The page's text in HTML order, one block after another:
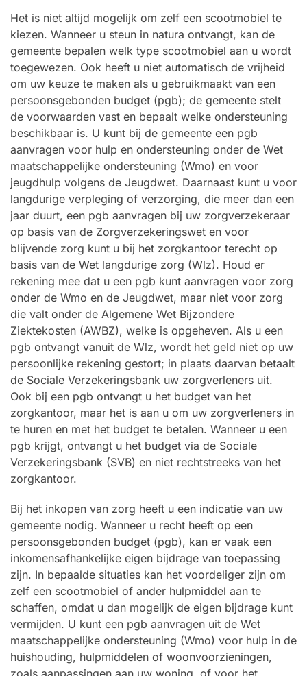
Het is niet altijd mogelijk om zelf een scootmobiel te
kiezen. Wanneer u steun in natura ontvangt, kan de
gemeente bepalen welk type scootmobiel aan u wordt
toegewezen. Ook heeft u niet automatisch de vrijheid
om uw keuze te maken als u gebruikmaakt van een
persoonsgebonden budget (pgb); de gemeente stelt
de voorwaarden vast en bepaalt welke ondersteuning
beschikbaar is. U kunt bij de gemeente een pgb
aanvragen voor hulp en ondersteuning onder de Wet
maatschappelijke ondersteuning (Wmo) en voor
jeugdhulp volgens de Jeugdwet. Daarnaast kunt u voor
langdurige verpleging of verzorging, die meer dan een
jaar duurt, een pgb aanvragen bij uw zorgverzekeraar
op basis van de Zorgverzekeringswet en voor
blijvende zorg kunt u bij het zorgkantoor terecht op
basis van de Wet langdurige zorg (Wlz). Houd er
rekening mee dat u een pgb kunt aanvragen voor zorg
onder de Wmo en de Jeugdwet, maar niet voor zorg
die valt onder de Algemene Wet Bijzondere
Ziektekosten (AWBZ), welke is opgeheven. Als u een
pgb ontvangt vanuit de Wlz, wordt het geld niet op uw
persoonlijke rekening gestort; in plaats daarvan betaalt
de Sociale Verzekeringsbank uw zorgverleners uit.
Ook bij een pgb ontvangt u het budget van het
zorgkantoor, maar het is aan u om uw zorgverleners in
te huren en met het budget te betalen. Wanneer u een
pgb krijgt, ontvangt u het budget via de Sociale
Verzekeringsbank (SVB) en niet rechtstreeks van het
zorgkantoor.
Bij het inkopen van zorg heeft u een indicatie van uw
gemeente nodig. Wanneer u recht heeft op een
persoonsgebonden budget (pgb), kan er vaak een
inkomensafhankelijke eigen bijdrage van toepassing
zijn. In bepaalde situaties kan het voordeliger zijn om
zelf een scootmobiel of ander hulpmiddel aan te
schaffen, omdat u dan mogelijk de eigen bijdrage kunt
vermijden. U kunt een pgb aanvragen uit de Wet
maatschappelijke ondersteuning (Wmo) voor hulp in de
huishouding, hulpmiddelen of woonvoorzieningen,
zoals aanpassingen aan uw woning, of voor het